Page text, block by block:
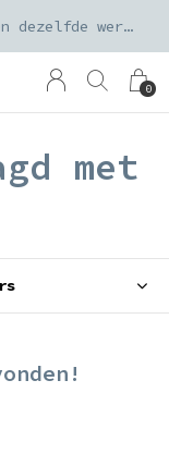
0
Orders geplaatst voor 15:00 worden dezelfde werkdag verzonden
met